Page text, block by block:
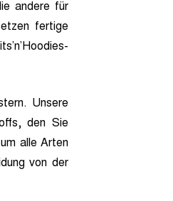
andere für
fertige
Unsere
den Sie
alle Arten
von der